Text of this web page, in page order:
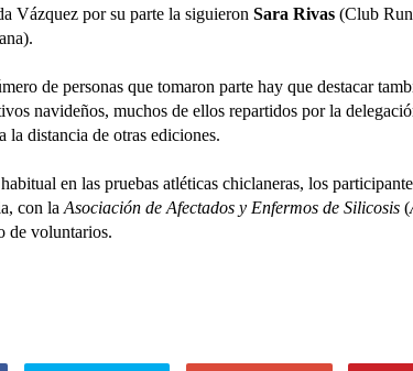
Vázquez por su parte la siguieron Sara Rivas(Club
de personas que tomaron parte hay que destacar
navideños, muchos de ellos repartidos por la
la distancia de otras ediciones.
en las pruebas atléticas chiclaneras, los
con la Asociación de Afectados y Enfermos de Silicosis(
de voluntarios.